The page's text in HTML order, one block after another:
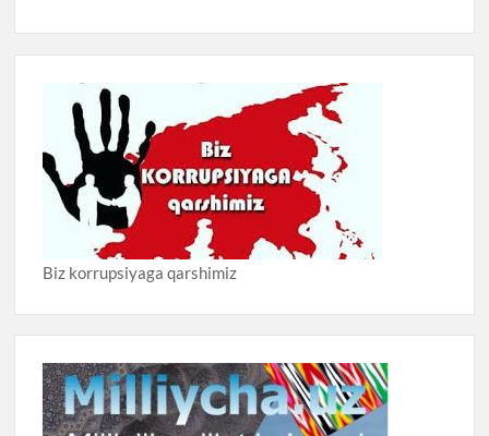
Biz korrupsiyaga qarshimiz